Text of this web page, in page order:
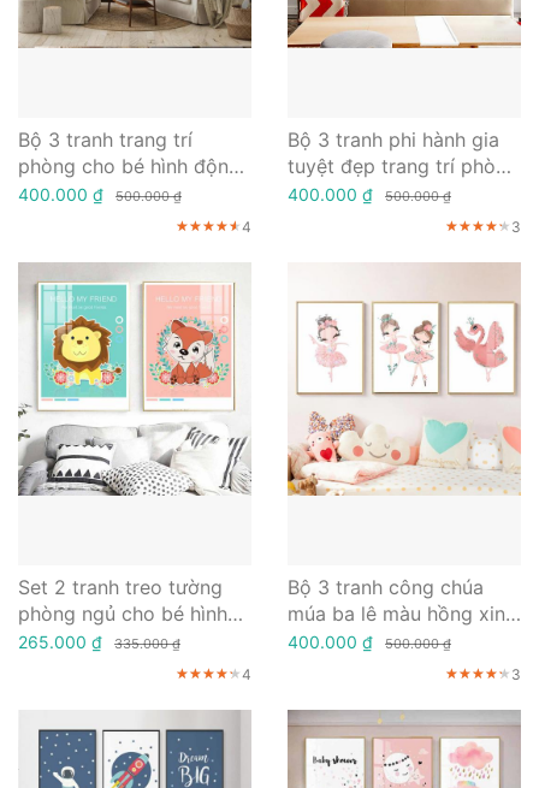
Bộ 3 tranh trang trí
phòng cho bé hình động
vật ngộ nghĩnh
400.000 ₫ 500.000 ₫
★★★★★
★★★★★
★★★★★4
Bộ 3 tranh phi hành gia
tuyệt đẹp trang trí phòng
cho bé
400.000 ₫ 500.000 ₫
★★★★★
★★★★★
★★★★★ 3
Set 2 tranh treo tường
phòng ngủ cho bé hình
động vật ngộ nghĩnh
265.000 ₫ 335.000 ₫
★★★★★
★★★★★
★★★★★4
Bộ 3 tranh công chúa
múa ba lê màu hồng xinh
xắn
400.000 ₫ 500.000 ₫
★★★★★
★★★★★
★★★★★ 3